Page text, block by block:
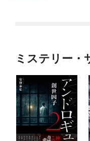
ミステリー・